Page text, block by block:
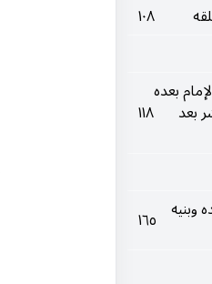
١٠٨
بعده
بعد
١١٨
وبنيه ١٦٥